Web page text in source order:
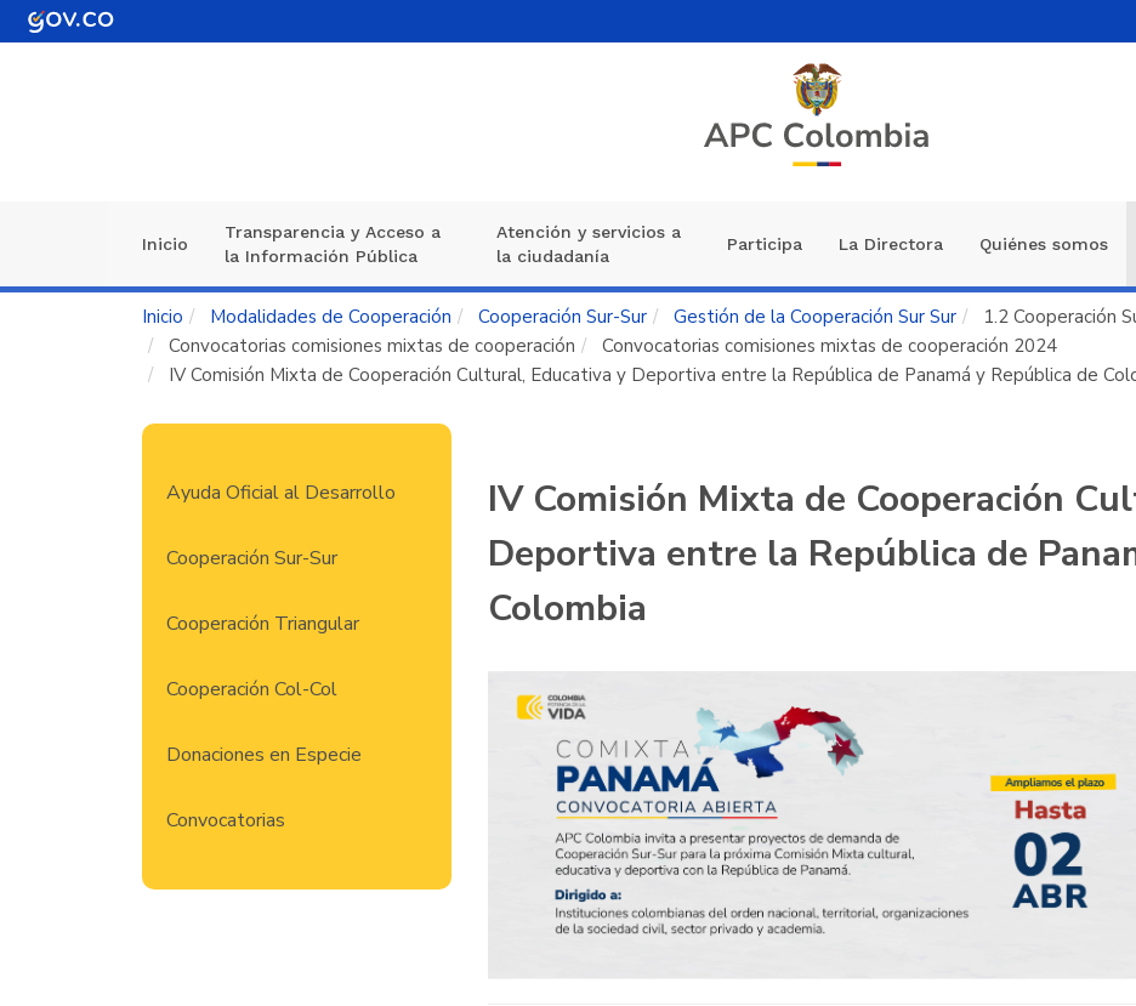
Pasar
al
Navegación
principal
Inicio
Transparencia y Acceso a
la Información Pública
Atención y servicios a
la ciudadanía
Participa La Directora Quiénes somos
Inicio Modalidades de Cooperación Cooperación Sur-Sur Gestión de la Cooperación Sur Sur
1.2 Cooperación
Convocatorias comisiones mixtas de cooperación
Convocatorias comisiones mixtas de cooperación 2024
IV Comisión Mixta de Cooperación Cultural, Educativa y Deportiva entre la República de Panamá y República de
principal
Ayuda Oficial al Desarrollo
Cooperación Sur-Sur
Cooperación Triangular
Cooperación Col-Col
Donaciones en Especie
Convocatorias
IV Comisión Mixta de Cooperación
Deportiva entre la República de
Colombia